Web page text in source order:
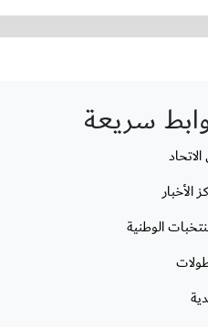
سريعة
الأخبار
الوطنية